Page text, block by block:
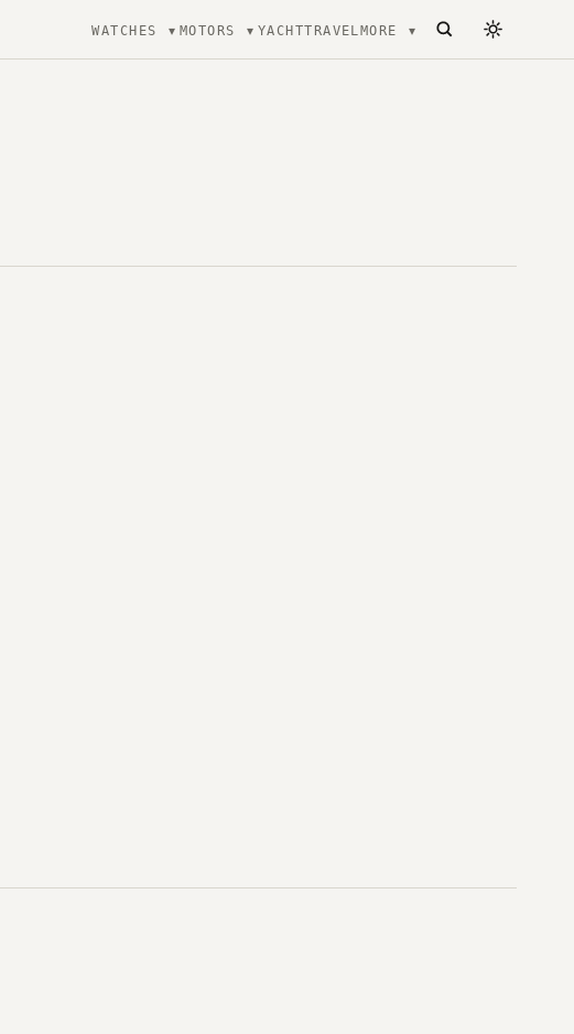
mode et Luxe
WATCHES MOTORS YACHTTRAVELMORE